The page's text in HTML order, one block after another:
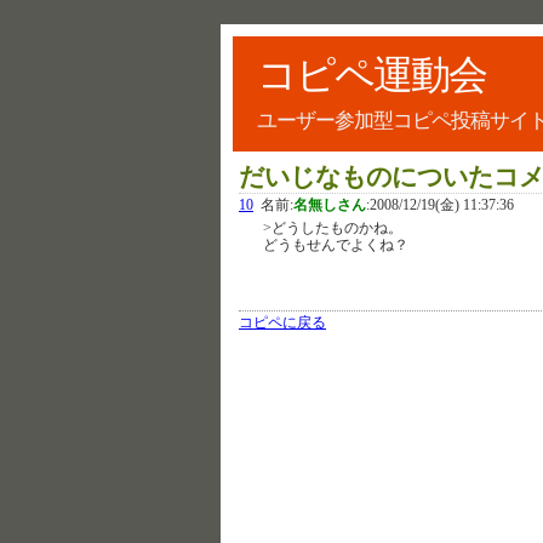
コピペ運動会
ユーザー参加型コピペ投稿サイト
だいじなものについたコ
10 名前:名無しさん:2008/12/19(金) 11:37:36
>どうしたものかね。
どうもせんでよくね？
コピペに戻る